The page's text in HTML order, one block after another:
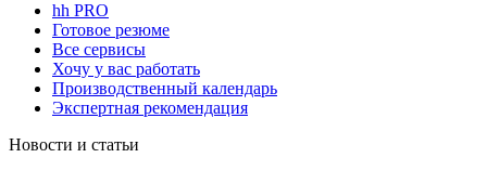
hh PRO
Готовое резюме
Все сервисы
Хочу у вас работать
Производственный календарь
Экспертная рекомендация
Новости и статьи